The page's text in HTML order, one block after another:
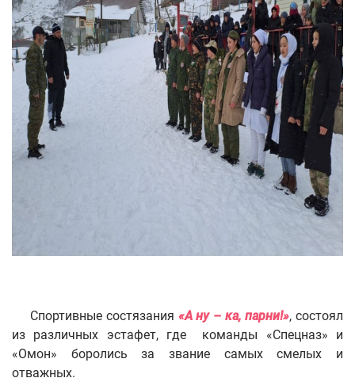
Спортивные состязания «А ну – ка, парни!», состоял
из различных эстафет, где команды «Спецназ» и
«Омон» боролись за звание самых смелых и
отважных.